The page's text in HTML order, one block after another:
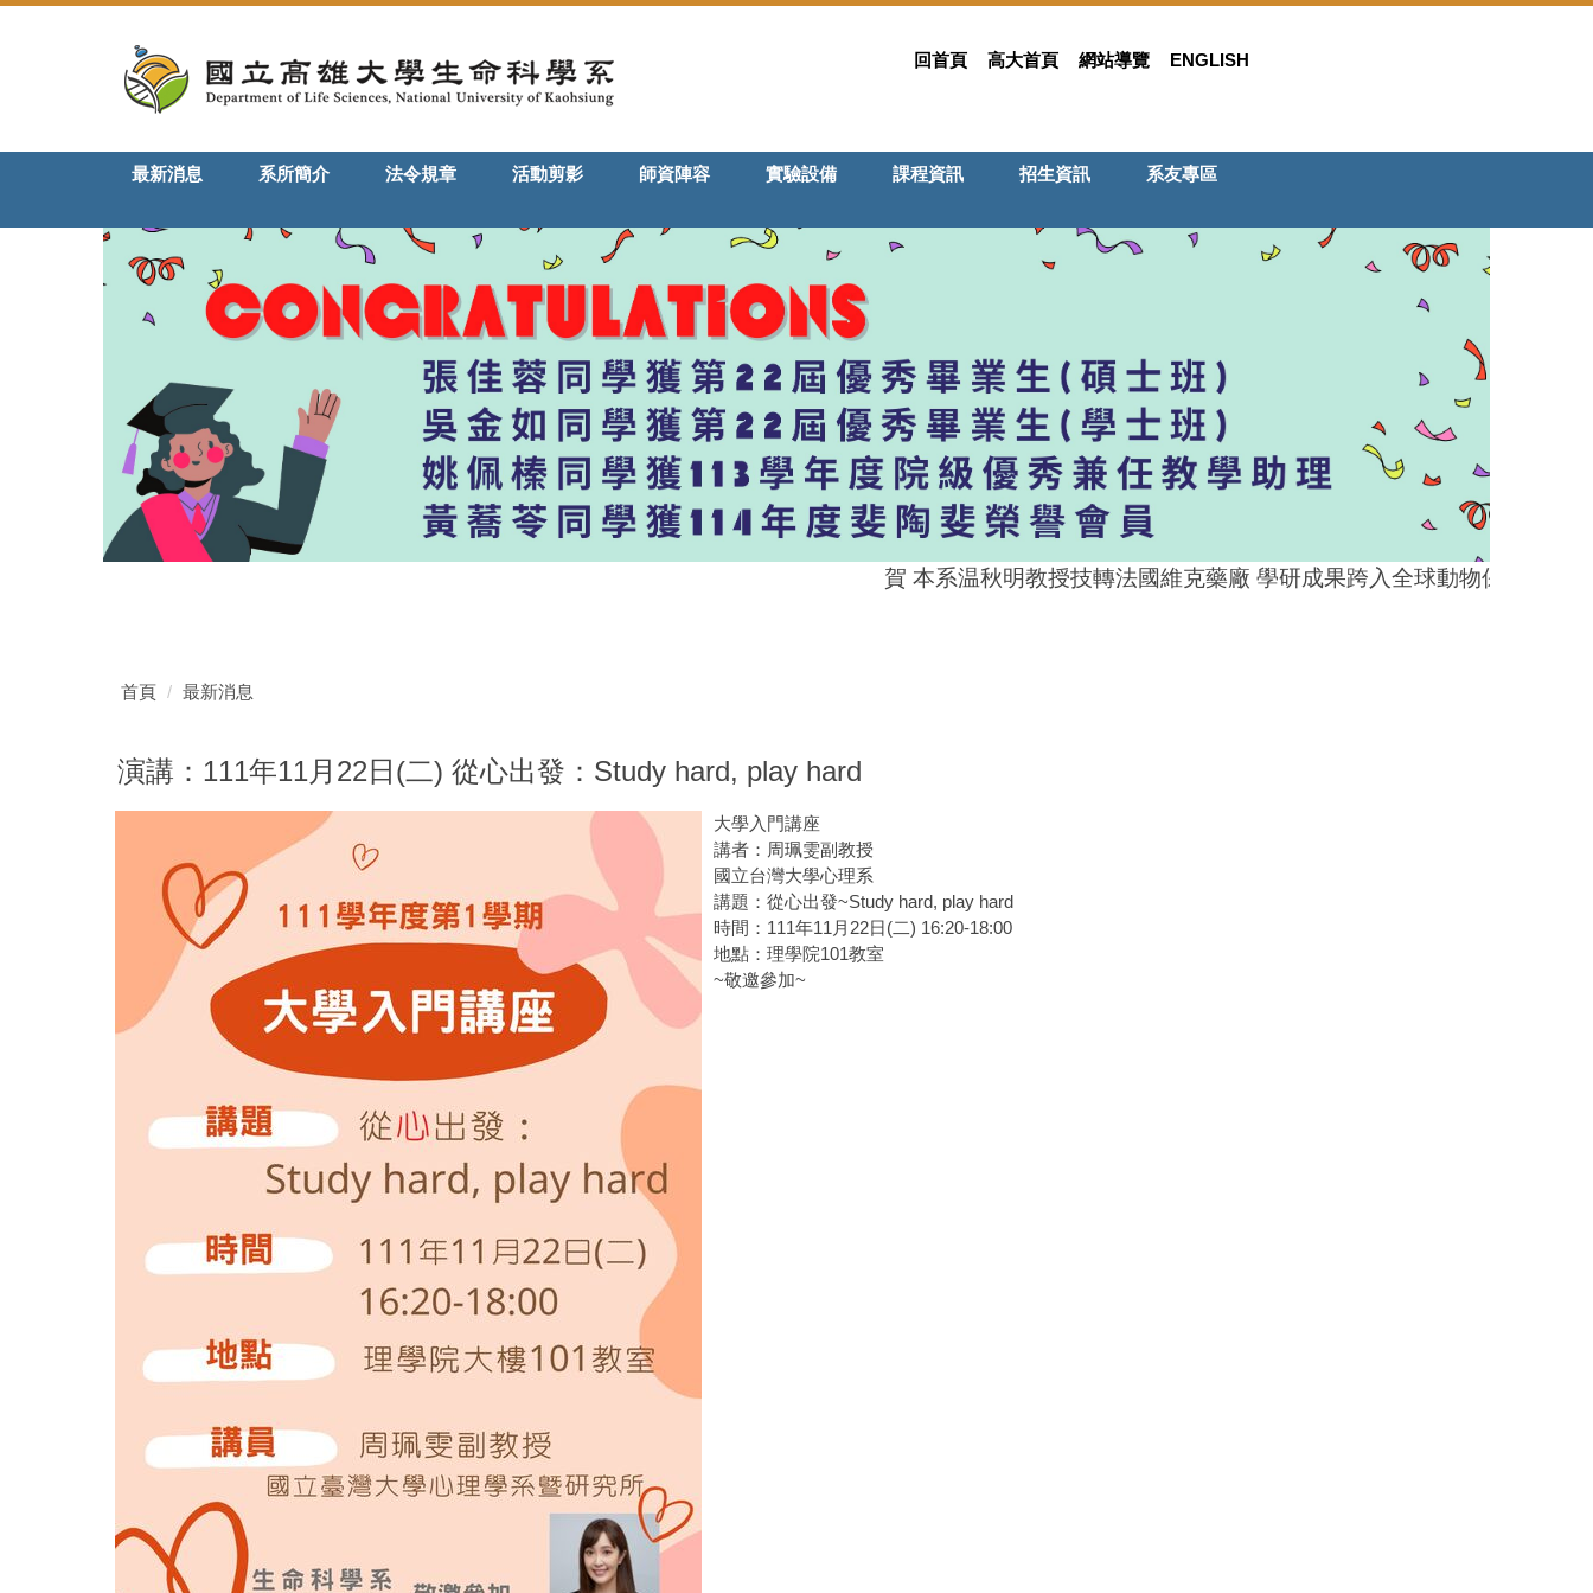
容
回首頁 高大首頁 網站導覽 ENGLISH
最新消息 系所簡介 法令規章 活動剪影 師資陣容 實驗設備 課程資訊 招生資訊 系友專區
賀 本系温秋明教授技轉法國維克藥廠 學研成果跨入全球動物保健市場
首頁 最新消息
演講：111年11月22日(二) 從心出發：Study hard, play hard
大學入門講座
講者：周珮雯副教授
國立台灣大學心理系
講題：從心出發~Study hard, play hard
時間：111年11月22日(二) 16:20-18:00
地點：理學院101教室
~敬邀參加~